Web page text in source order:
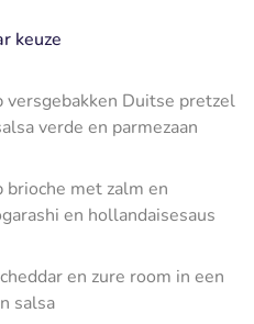
keuze
versgebakken Duitse pretzel
verde en parmezaan
brioche met zalm en
en hollandaisesaus
en zure room in een
salsa